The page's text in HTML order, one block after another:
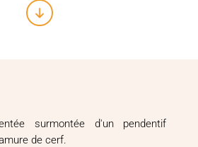
surmontée d'un pendentif
de cerf.